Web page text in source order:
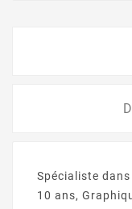
Spécialiste
10 ans,